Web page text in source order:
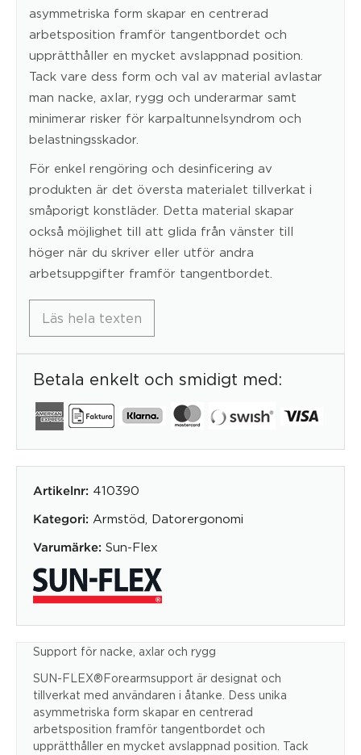
asymmetriska form skapar en centrerad
arbetsposition framför tangentbordet och
upprätthåller en mycket avslappnad position.
Tack vare dess form och val av material avlastar
man nacke, axlar, rygg och underarmar samt
minimerar risker för karpaltunnelsyndrom och
belastningsskador.
För enkel rengöring och desinficering av
produkten är det översta materialet tillverkat i
småporigt konstläder. Detta material skapar
också möjlighet till att glida från vänster till
höger när du skriver eller utför andra
arbetsuppgifter framför tangentbordet.
Läs hela texten
Betala enkelt och smidigt med:
Artikelnr: 410390
Kategori: Armstöd Datorergonomi
Varumärke: Sun-Flex
Support för nacke, axlar och rygg
SUN-FLEX®Forearmsupport är designat och
tillverkat med användaren i åtanke. Dess unika
asymmetriska form skapar en centrerad
arbetsposition framför tangentbordet och
upprätthåller en mycket avslappnad position. Tack